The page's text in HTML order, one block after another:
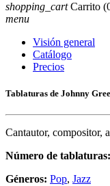
shopping_cart Carrito
menu
Visión general
Catálogo
Precios
Tablaturas de Johnny
Cantautor, compositor,
Número de tablaturas:
Géneros: Pop, Jazz